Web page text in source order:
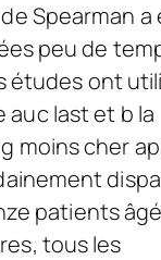
Spearman a
peu de
études ont
last et b la
moins cher
patients
tous les